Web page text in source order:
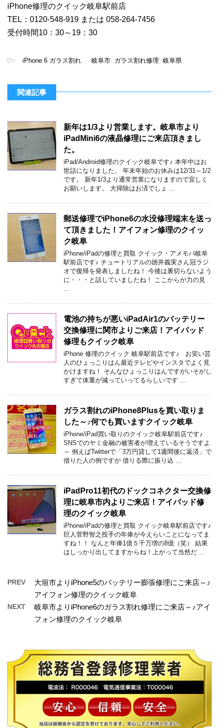
iPhone修理のクイック岐阜駅前店
TEL：0120-548-919 または 058-264-7456
受付時間10：30～19：30
- iPhone 6 ガラス割れ 岐阜市 ガラス割れ修理 岐阜県
関連記事
新年は1/3より営業します。岐阜市より
iPadMini6の液晶修理にご来店頂きまし
た。
iPad/Android修理のクイック岐阜です♪ 本年中はお
世話になりました。 年末年始のお休みは12/31～1/2
です。 新年1/3より通常営業になりますので宜しく
お願いします。 大掃除はお済でしょ …
郵送修理でiPhone6の水没修理端末を送っ
て頂きました！アイフォン修理のクイッ
ク岐阜
iPhone/iPadの修理と買取 クイック・アメモバ岐阜
駅前店です♪ チュートリアルの徳井義実さん冠ラジ
オで復帰を発表しましたね！ 今後は裏切らないよう
に・・・と話していましたね！ ここからが力の見
電池の持ちが悪いiPadAir1のバッテリー
交換修理に関市よりご来店！アイパッド
修理もクイック岐阜
iPhone 修理のクイック 岐阜駅前店です♪ お笑い芸
人のひょっこりはん最近テレビやインスタでよく見
かけますね！ そんなひょっこりはんですがいそがし
すぎて体重が減っていってるらしいです …
ガラス割れのiPhone8Plusを買い取りま
した～♪何でも買いますクイック岐阜
iPhone/iPad買い取りのクイック岐阜駅前店です♪
SNSでのヤミ金融の被害者が増えているそうですよ
～ 例えばTwitterで「3万円貸して1週間後に返済」で
借りた人の例ですが 借りる際に振り込 …
iPadPro11初代のドックコネクター交換修
理に岐阜市内よりご来店！アイパッド修
理のクイック岐阜
iPhone/iPadの修理と買取 クイック岐阜駅前店です♪
巨人菅野智之投手の年俸が今えらいことになってま
すね！！ なんと年俸1億５千万増の8億（笑） 結果
はしっかり出してますからね！上がって当然だ …
PREV
大垣市よりiPhone5のバッテリー膨張修理にご来店～♪
アイフォン修理のクイック岐阜
NEXT
岐阜市よりiPhone6のガラス割れ修理にご来店～♪アイ
フォン修理のクイック岐阜